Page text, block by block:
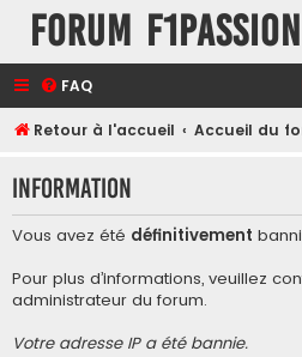
Forum
FAQ
Retour à l'accueil Accueil du
Information
Vous avez été définitivement
Pour plus d’informations, veuillez
administrateur du forum.
Votre adresse IP a été bannie.